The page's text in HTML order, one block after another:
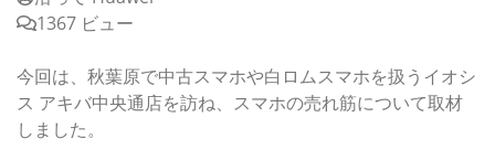
1367 ビュー
今回は、秋葉原で中古スマホや白ロムスマホを扱うイオシ
ス アキバ中央通店を訪ね、スマホの売れ筋について取材
しました。